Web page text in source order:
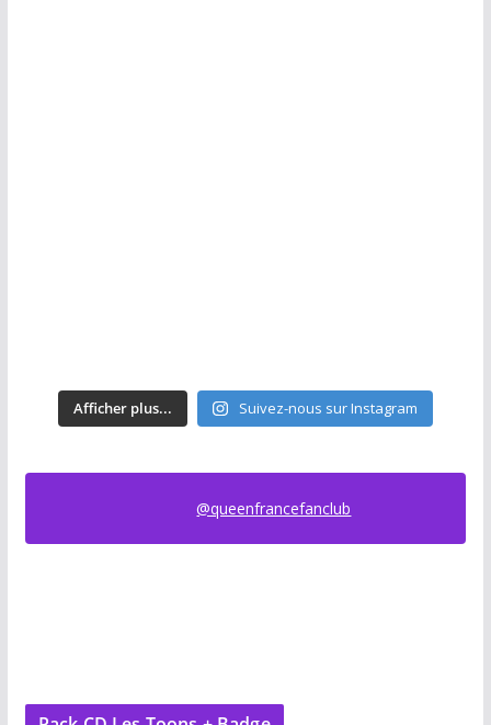
Afficher plus... Suivez-nous sur Instagram
@queenfrancefanclub